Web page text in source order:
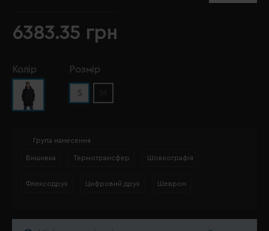
6383.35 грн
Колір Розмір
S
Група нанесення
Вишивка Термотрансфер Шовкографія
Флексодрук Цифровий друк Шеврон